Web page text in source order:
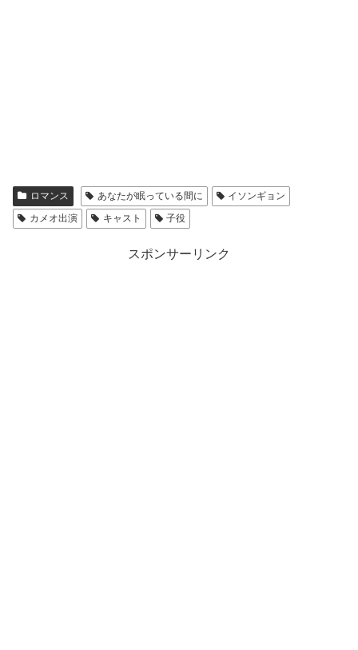
ロマンス あなたが眠っている間に
イソンギョン
カメオ出演
キャスト 子役
スポンサーリンク